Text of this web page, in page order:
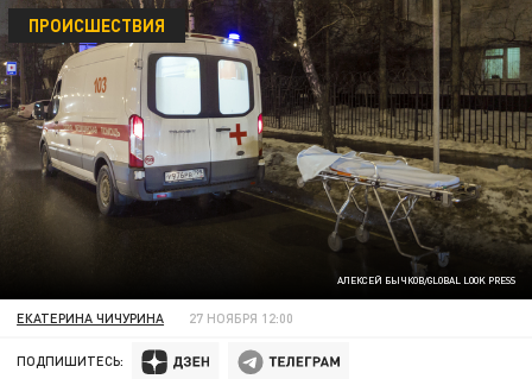
АЛЕКСЕЙ БЫЧКОВ/GLOBAL LOOK PRESS
ПРОИСШЕСТВИЯ
ЕКАТЕРИНА ЧИЧУРИНА 27 НОЯБРЯ 12:00
ПОДПИШИТЕСЬ: